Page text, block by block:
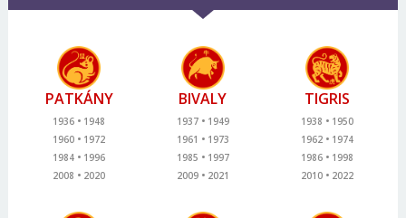
PATKÁNY
1936
1948
1960
1972
1984
1996
2008
2020
BIVALY
1937
1949
1961
1973
1985
1997
2009
2021
TIGRIS
1938
1950
1962
1974
1986
1998
2010
2022